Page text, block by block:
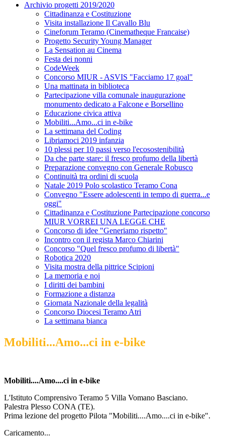
Archivio progetti 2019/2020
Cittadinanza e Costituzione
Visita installazione Il Cavallo Blu
Cineforum Teramo (Cinematheque Francaise)
Progetto Security Young Manager
La Sensation au Cinema
Festa dei nonni
CodeWeek
Concorso MIUR - ASVIS "Facciamo 17 goal"
Una mattinata in biblioteca
Partecipazione villa comunale inaugurazione
monumento dedicato a Falcone e Borsellino
Educazione civica attiva
Mobiliti...Amo...ci in e-bike
La settimana del Coding
Libriamoci 2019 infanzia
10 plessi per 10 passi verso l'ecosostenibilità
Da che parte stare: il fresco profumo della libertà
Preparazione convegno con Generale Robusco
Continuità tra ordini di scuola
Natale 2019 Polo scolastico Teramo Cona
Convegno "Essere adolescenti in tempo di guerra...e
oggi"
Cittadinanza e Costituzione Partecipazione concorso
MIUR VORREI UNA LEGGE CHE
Concorso di idee "Generiamo rispetto"
Incontro con il regista Marco Chiarini
Concorso "Quel fresco profumo di libertà"
Robotica 2020
Visita mostra della pittrice Scipioni
La memoria e noi
I diritti dei bambini
Formazione a distanza
Giornata Nazionale della legalità
Concorso Diocesi Teramo Atri
La settimana bianca
Mobiliti...Amo...ci in e-bike
Mobiliti....Amo....ci in e-bike
L'Istituto Comprensivo Teramo 5 Villa Vomano Basciano.
Palestra Plesso CONA (TE).
Prima lezione del progetto Pilota "Mobiliti....Amo....ci in e-bike".
Caricamento...